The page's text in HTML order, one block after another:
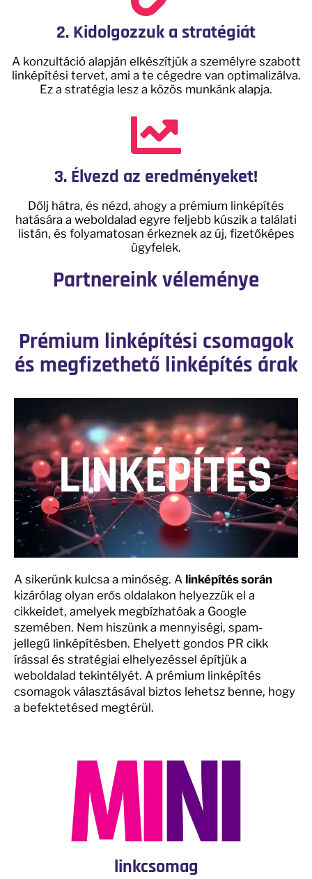
2. Kidolgozzuk a stratégiát
A konzultáció alapján elkészítjük a személyre szabott
linképítési tervet, ami a te cégedre van optimalizálva.
Ez a stratégia lesz a közös munkánk alapja.
3. Élvezd az eredményeket!
Dőlj hátra, és nézd, ahogy a prémium linképítés
hatására a weboldalad egyre feljebb kúszik a találati
listán, és folyamatosan érkeznek az új, fizetőképes
ügyfelek.
Partnereink véleménye
Prémium linképítési csomagok
és megfizethető linképítés árak
A sikerünk kulcsa a minőség. A linképítés során
kizárólag olyan erős oldalakon helyezzük el a
cikkeidet, amelyek megbízhatóak a Google
szemében. Nem hiszünk a mennyiségi, spam-
jellegű linképítésben. Ehelyett gondos PR cikk
írással és stratégiai elhelyezéssel építjük a
weboldalad tekintélyét. A prémium linképítés
csomagok választásával biztos lehetsz benne, hogy
a befektetésed megtérül.
linkcsomag